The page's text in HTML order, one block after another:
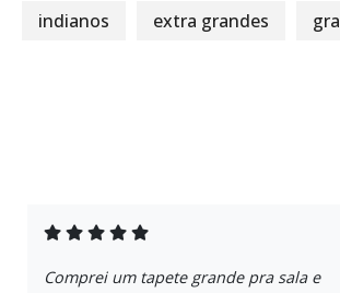
indianos extra grandes
Comprei um tapete grande pra sala e